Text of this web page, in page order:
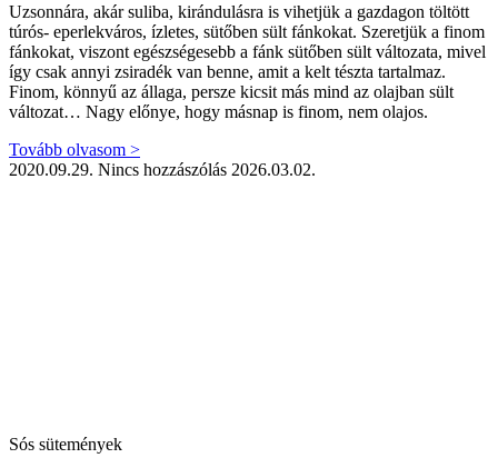
Uzsonnára, akár suliba, kirándulásra is vihetjük a gazdagon töltött
túrós- eperlekváros, ízletes, sütőben sült fánkokat. Szeretjük a finom
fánkokat, viszont egészségesebb a fánk sütőben sült változata, mivel
így csak annyi zsiradék van benne, amit a kelt tészta tartalmaz.
Finom, könnyű az állaga, persze kicsit más mind az olajban sült
változat… Nagy előnye, hogy másnap is finom, nem olajos.
Tovább olvasom >
2020.09.29. Nincs hozzászólás 2026.03.02.
Sós sütemények